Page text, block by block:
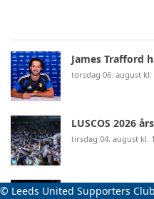
James Trafford
torsdag 06. august kl.
LUSCOS 2026
tirsdag 04. august kl.
Laget har
© Leeds United Supporters